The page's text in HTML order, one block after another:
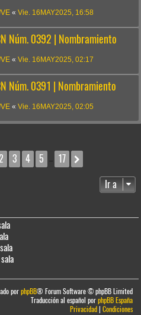
« Vie. 16MAY2025, 16:58
Núm. 0392 | Nombramiento
« Vie. 16MAY2025, 02:17
Núm. 0391 | Nombramiento
« Vie. 16MAY2025, 02:05
1 de 17
2 3 4 5 … 17
Ir a
porphpBB® Forum Software © phpBB Limited
Traducción al español porphpBB España
Privacidad|Condiciones